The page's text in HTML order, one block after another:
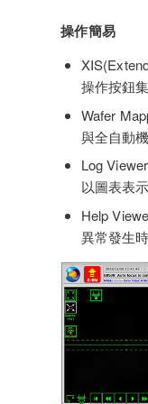
操作簡易
操作按鈕
Wafer
與全自動
Log Viewer
以圖表表
Help
異常發生